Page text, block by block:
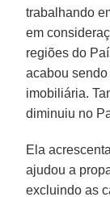
trabalhando
em
regiões do
acabou
imobiliária.
diminuiu no
Ela
ajudou a
excluindo as